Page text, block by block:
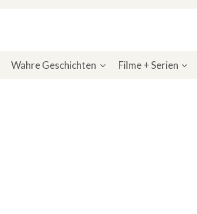
Wahre Geschichten Filme + Serien